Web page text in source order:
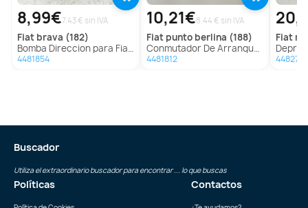
8,99€7.43 € sin IVA
fiat brava (182)
Bomba Direccion para Fiat Brava (182)
4481854
10,21€8.44 € sin IVA
fiat punto berlina (188)
Conmutador De Arranque Para Fiat Punto Berlina
4481812
fiat
Depresor
4482776
Buscador
Utiliza el extraordinario buscador para encontrar ... lo que buscas
Políticas Contactos